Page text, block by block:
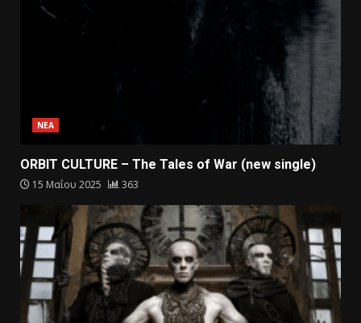
ΝΕΑ
ORBIT CULTURE – The Tales of War (new single)
15 Μαΐου 2025 363